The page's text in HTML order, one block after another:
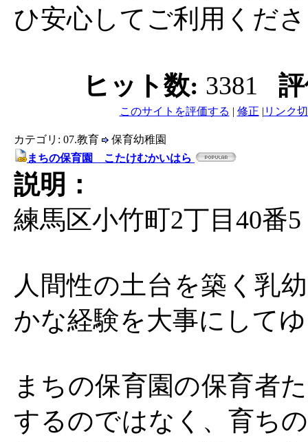
ひ安心してご利用くだ
ヒット数: 3381
このサイトを評価する | 修正 | リンク
カテゴリ: 07.教育
保育幼稚園
まちの保育園 こたけむかいはら
説明：
練馬区小竹町2丁目40番5
人間性の土台を築く乳
かな経験を大事にして
まちの保育園の保育者
するのではなく、育ち